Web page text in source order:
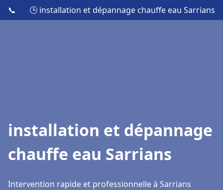
📞 🕒 installation et dépannage chauffe eau Sarrians
installation et dépannage
chauffe eau Sarrians
Intervention rapide et professionnelle à Sarrians